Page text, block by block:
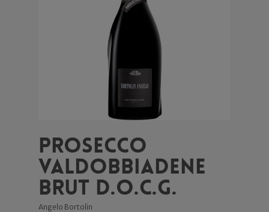
Prosecco
Valdobbiadene
Brut d.o.c.g.
Angelo Bortolin